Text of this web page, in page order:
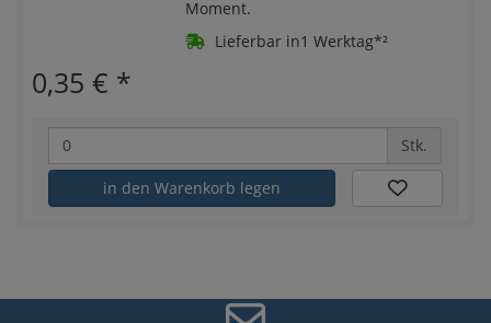
Moment.
Lieferbar in1 Werktag*²
0,35 € *
Stk.
in den Warenkorb legen